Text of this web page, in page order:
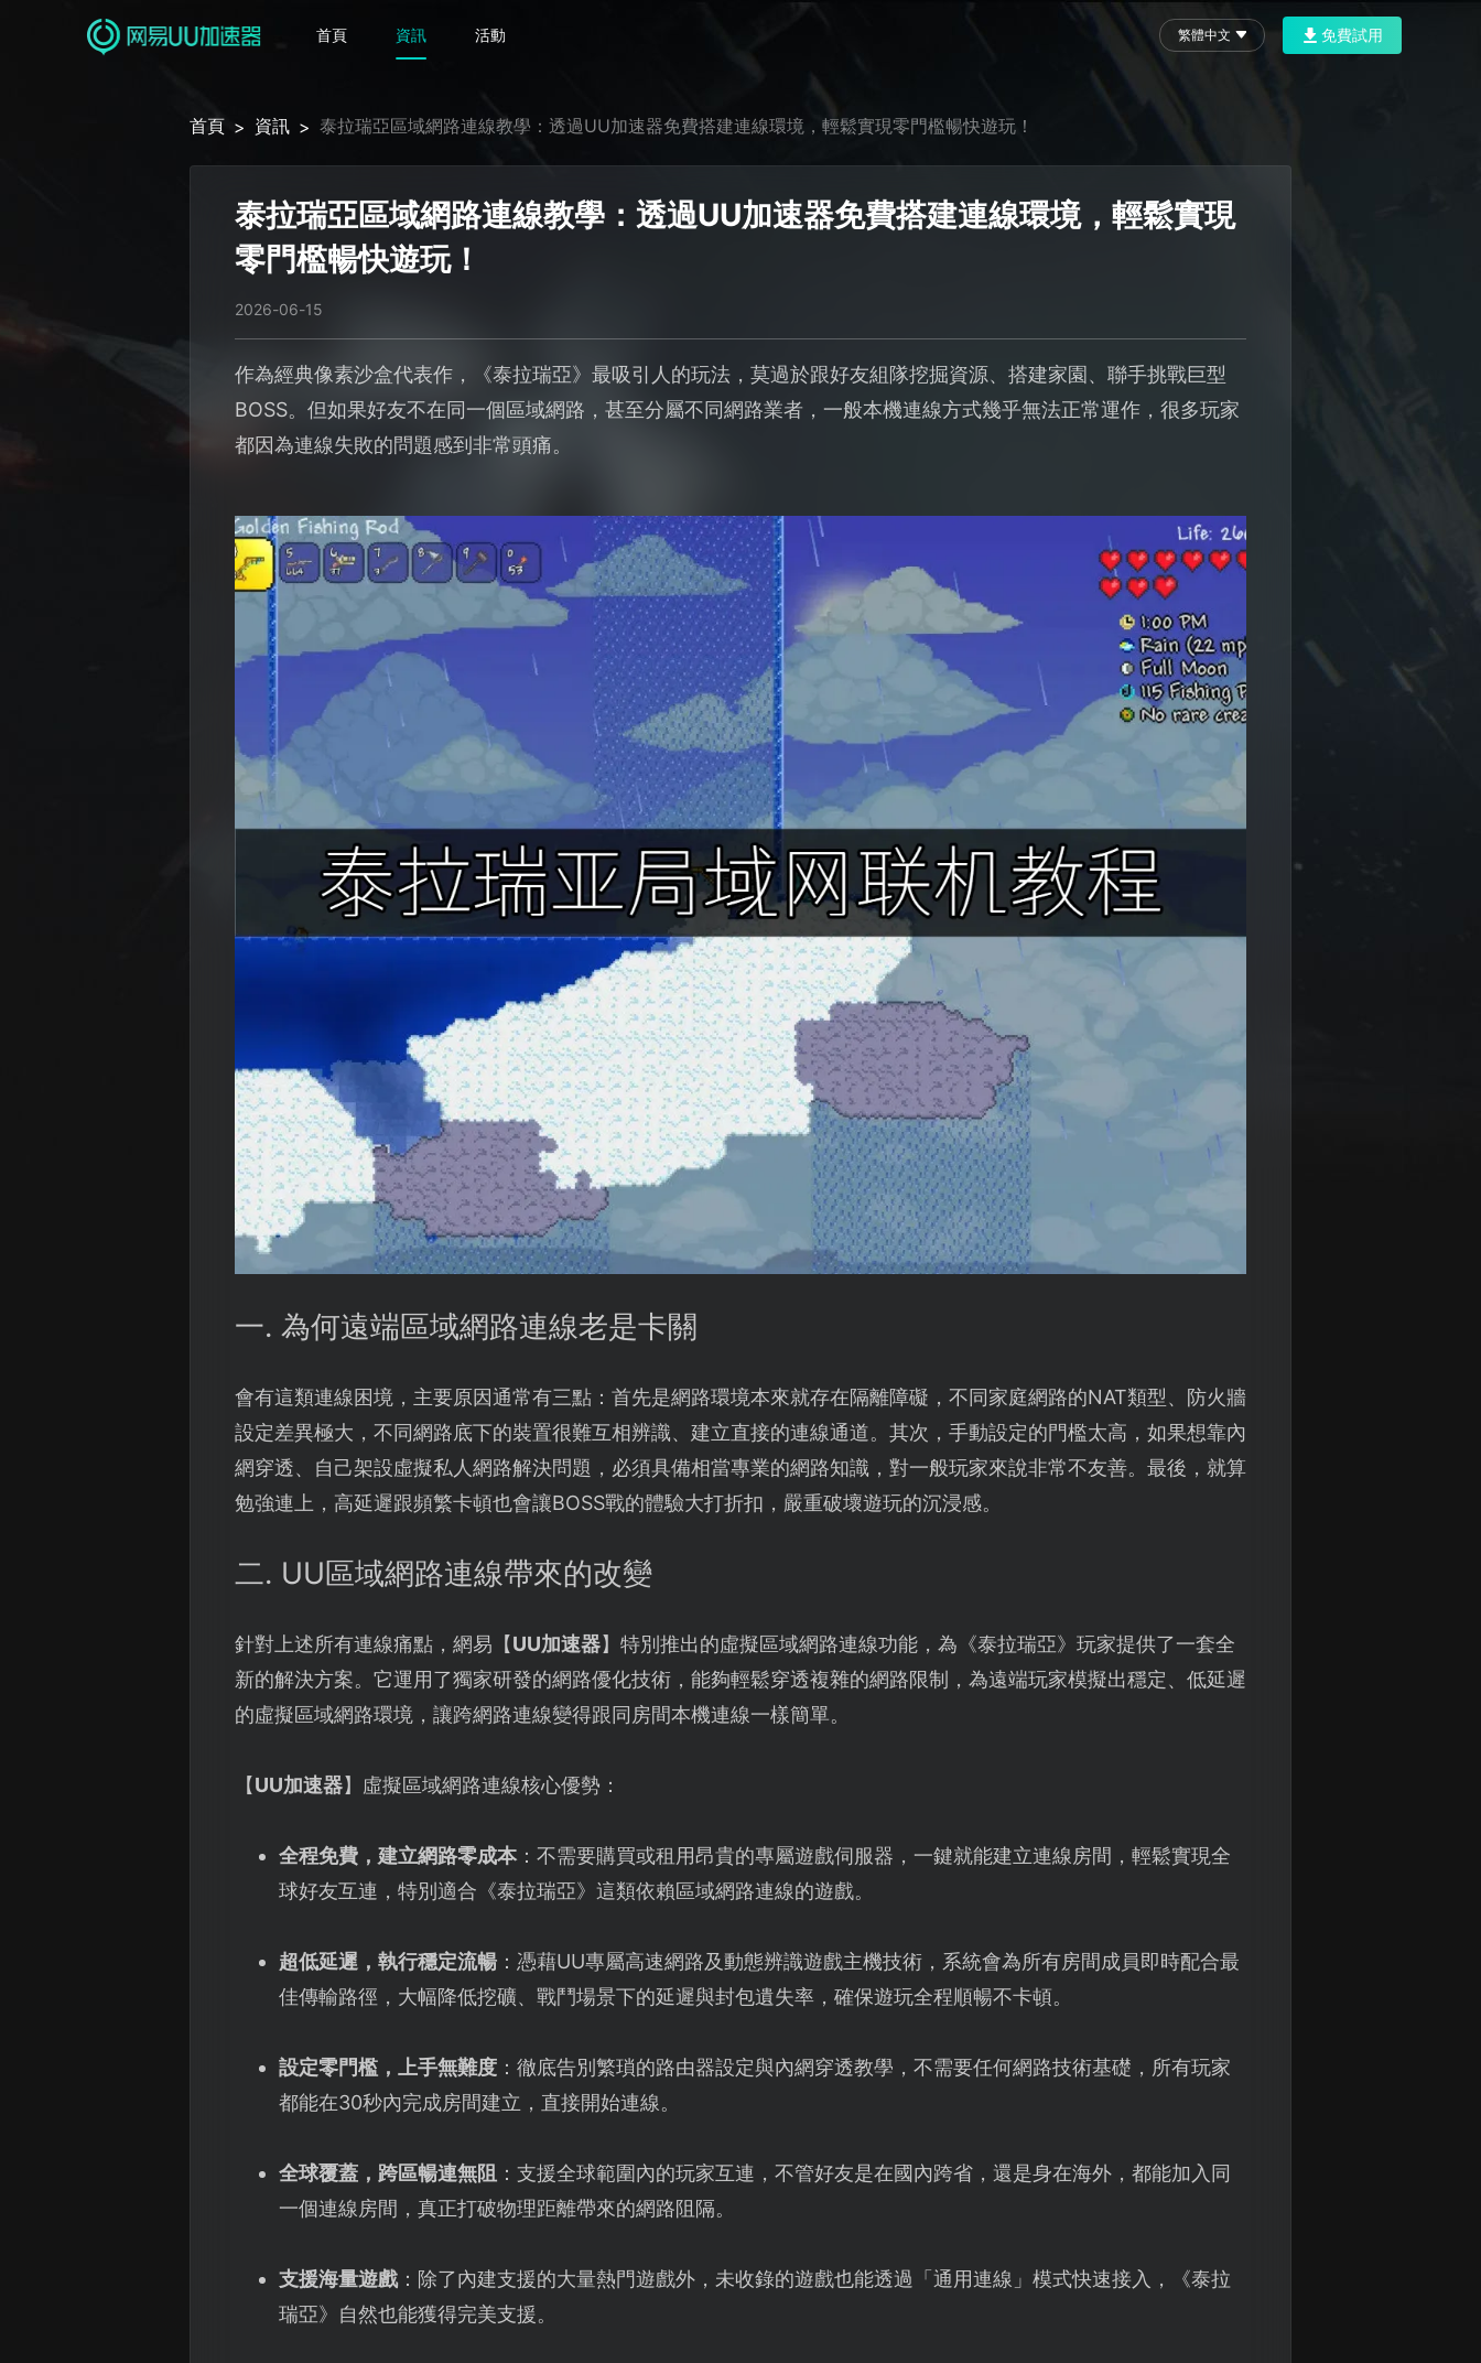
首頁 資訊 活動 繁體中文 免費試用
首頁 > 資訊 > 泰拉瑞亞區域網路連線教學：透過UU加速器免費搭建連線環境，輕鬆實現零門檻暢快遊玩！
泰拉瑞亞區域網路連線教學：透過UU加速器免費搭建連線環境，輕鬆實現
零門檻暢快遊玩！
2026-06-15
作為經典像素沙盒代表作，《泰拉瑞亞》最吸引人的玩法，莫過於跟好友組隊挖掘資源、搭建家園、聯手挑戰巨型
BOSS。但如果好友不在同一個區域網路，甚至分屬不同網路業者，一般本機連線方式幾乎無法正常運作，很多玩家
都因為連線失敗的問題感到非常頭痛。
一. 為何遠端區域網路連線老是卡關
會有這類連線困境，主要原因通常有三點：首先是網路環境本來就存在隔離障礙，不同家庭網路的NAT類型、防火牆
設定差異極大，不同網路底下的裝置很難互相辨識、建立直接的連線通道。其次，手動設定的門檻太高，如果想靠內
網穿透、自己架設虛擬私人網路解決問題，必須具備相當專業的網路知識，對一般玩家來說非常不友善。最後，就算
勉強連上，高延遲跟頻繁卡頓也會讓BOSS戰的體驗大打折扣，嚴重破壞遊玩的沉浸感。
二. UU區域網路連線帶來的改變
針對上述所有連線痛點，網易【UU加速器】特別推出的虛擬區域網路連線功能，為《泰拉瑞亞》玩家提供了一套全
新的解決方案。它運用了獨家研發的網路優化技術，能夠輕鬆穿透複雜的網路限制，為遠端玩家模擬出穩定、低延遲
的虛擬區域網路環境，讓跨網路連線變得跟同房間本機連線一樣簡單。
【UU加速器】虛擬區域網路連線核心優勢：
全程免費，建立網路零成本：不需要購買或租用昂貴的專屬遊戲伺服器，一鍵就能建立連線房間，輕鬆實現全
球好友互連，特別適合《泰拉瑞亞》這類依賴區域網路連線的遊戲。
超低延遲，執行穩定流暢：憑藉UU專屬高速網路及動態辨識遊戲主機技術，系統會為所有房間成員即時配合最
佳傳輸路徑，大幅降低挖礦、戰鬥場景下的延遲與封包遺失率，確保遊玩全程順暢不卡頓。
設定零門檻，上手無難度：徹底告別繁瑣的路由器設定與內網穿透教學，不需要任何網路技術基礎，所有玩家
都能在30秒內完成房間建立，直接開始連線。
全球覆蓋，跨區暢連無阻：支援全球範圍內的玩家互連，不管好友是在國內跨省，還是身在海外，都能加入同
一個連線房間，真正打破物理距離帶來的網路阻隔。
支援海量遊戲：除了內建支援的大量熱門遊戲外，未收錄的遊戲也能透過「通用連線」模式快速接入，《泰拉
瑞亞》自然也能獲得完美支援。